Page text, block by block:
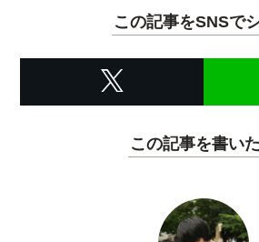
この記事をSNSで
この記事を書い